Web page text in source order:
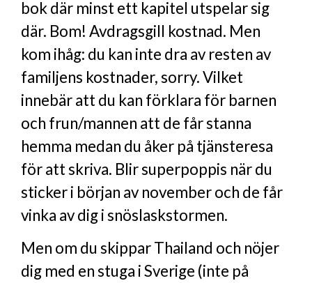
bok där minst ett kapitel utspelar sig
där. Bom! Avdragsgill kostnad. Men
kom ihåg: du kan inte dra av resten av
familjens kostnader, sorry. Vilket
innebär att du kan förklara för barnen
och frun/mannen att de får stanna
hemma medan du åker på tjänsteresa
för att skriva. Blir superpoppis när du
sticker i början av november och de får
vinka av dig i snöslaskstormen.
Men om du skippar Thailand och nöjer
dig med en stuga i Sverige (inte på